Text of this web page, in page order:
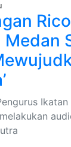
Medan